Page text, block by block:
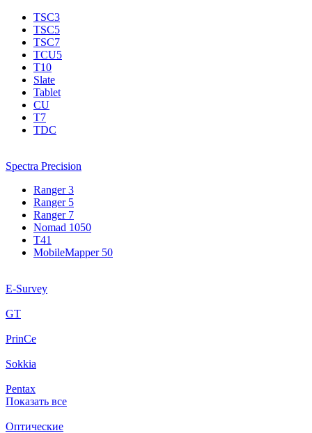
TSC3
TSC5
TSC7
TCU5
T10
Slate
Tablet
CU
T7
TDC
Spectra Precision
Ranger 3
Ranger 5
Ranger 7
Nomad 1050
T41
MobileMapper 50
E-Survey
GT
PrinCe
Sokkia
Pentax
Показать все
Оптические